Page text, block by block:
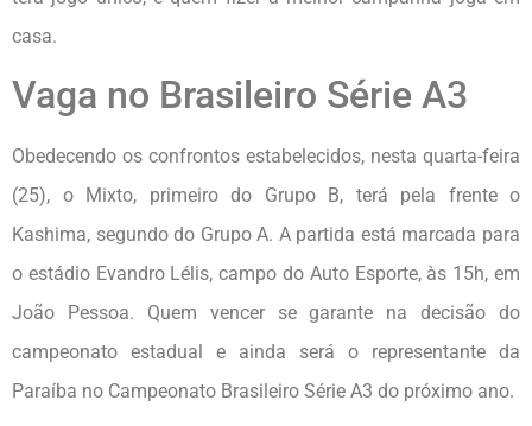
casa.
Vaga no Brasileiro Série A3
Obedecendo os confrontos estabelecidos, nesta quarta-feira
(25), o Mixto, primeiro do Grupo B, terá pela frente o
Kashima, segundo do Grupo A. A partida está marcada para
o estádio Evandro Lélis, campo do Auto Esporte, às 15h, em
João Pessoa. Quem vencer se garante na decisão do
campeonato estadual e ainda será o representante da
Paraíba no Campeonato Brasileiro Série A3 do próximo ano.